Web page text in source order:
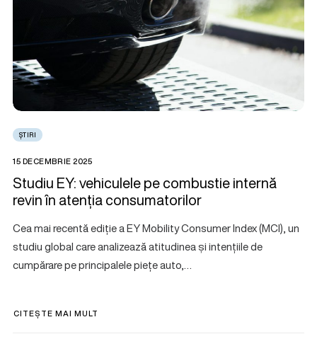
ȘTIRI
15 DECEMBRIE 2025
Studiu EY: vehiculele pe combustie internă
revin în atenția consumatorilor
Cea mai recentă ediție a EY Mobility Consumer Index (MCI), un
studiu global care analizează atitudinea și intențiile de
cumpărare pe principalele piețe auto,…
CITEȘTE MAI MULT